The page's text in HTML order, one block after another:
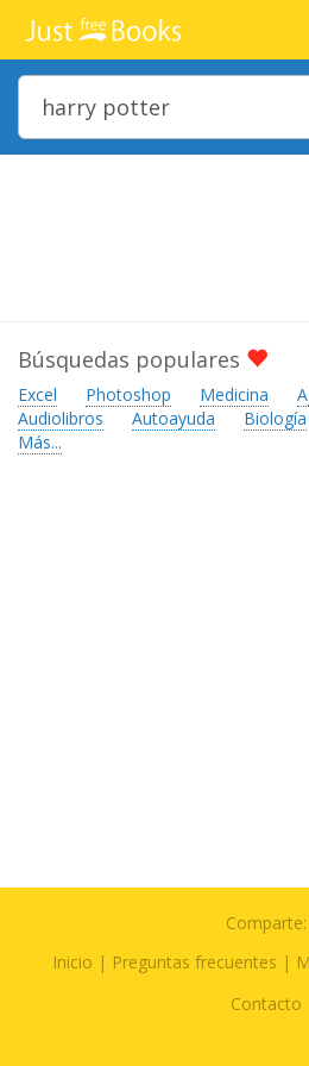
Búsquedas populares
Excel Photoshop Medicina
Audiolibros
Autoayuda Biología
Más...
Comparte:
Inicio | Preguntas frecuentes |
Contacto